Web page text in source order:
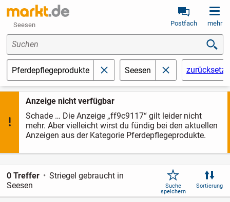
Seesen Postfach mehr
Anzeige nicht verfügbar
Schade … Die Anzeige „ff9c9117“ gilt leider nicht
mehr. Aber vielleicht wirst du fündig bei den aktuellen
Anzeigen aus der Kategorie Pferdepflegeprodukte.
Suchen
Pferdepflegeprodukte schließenSeesen schließen
0 Treffer
Striegel gebraucht in
Seesen
Suche
speichern
Sortierung